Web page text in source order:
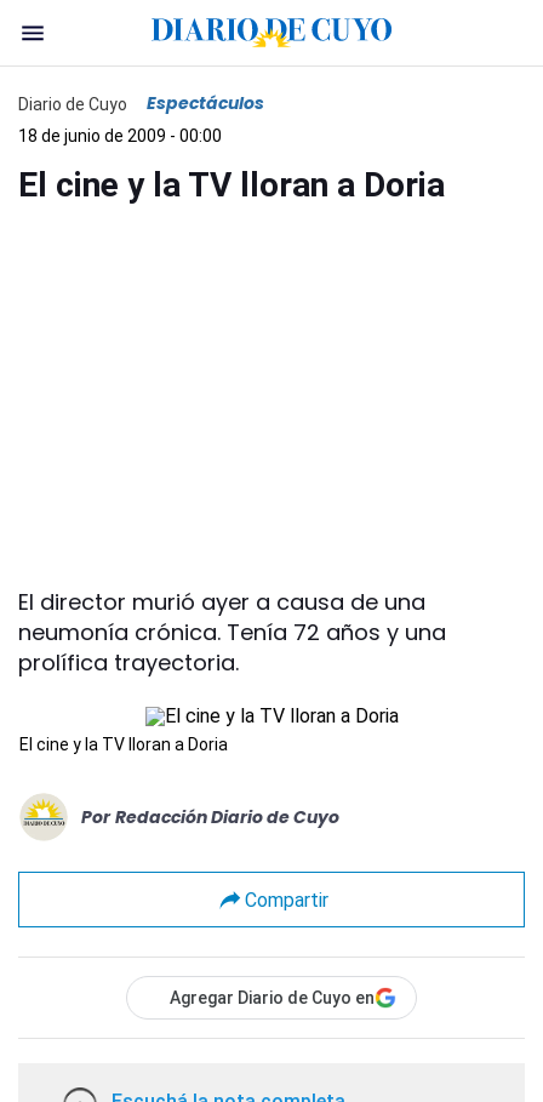
Diario de Cuyo Espectáculos
18 de junio de 2009 - 00:00
El cine y la TV lloran a Doria
El director murió ayer a causa de una
neumonía crónica. Tenía 72 años y una
prolífica trayectoria.
El cine y la TV lloran a Doria
Por Redacción Diario de Cuyo
Compartir
Agregar Diario de Cuyo en